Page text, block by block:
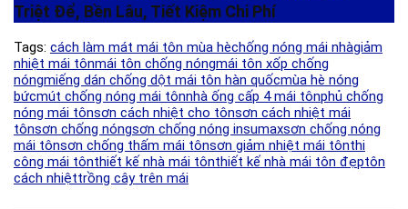
Triệt Để, Bền Lâu, Tiết Kiệm Chi Phí
Tags: cách làm mát mái tôn mùa hèchống nóng mái nhàgiảm
nhiệt mái tônmái tôn chống nóngmái tôn xốp chống
nóngmiếng dán chống dột mái tôn hàn quốcmùa hè nóng
bứcmút chống nóng mái tônnhà ống cấp 4 mái tônphủ chống
nóng mái tônsơn cách nhiệt cho tônsơn cách nhiệt mái
tônsơn chống nóngsơn chống nóng insumaxsơn chống nóng
mái tônsơn chống thấm mái tônsơn giảm nhiệt mái tônthi
công mái tônthiết kế nhà mái tônthiết kế nhà mái tôn đẹptôn
cách nhiệttrồng cây trên mái